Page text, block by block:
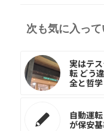
次も気に入って
実はテ
転 どう
全と哲学
自動運
が保安